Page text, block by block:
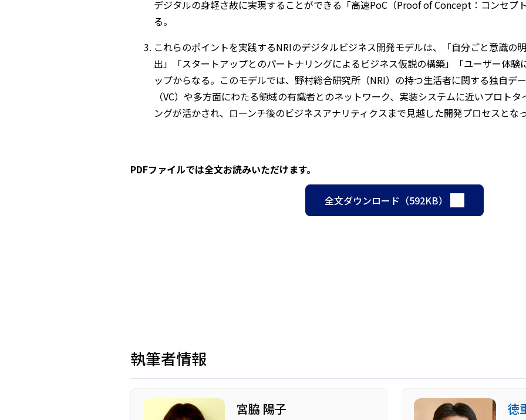
デジタルの身軽さ故に実現することができる「高速PoC（Proof of Concept：コンセプ
る。
これらのポイントを実践するNRIのデジタルビジネス開発モデルは、「自分ごと意識の
出」「スタートアップとのパートナリングによるビジネス仮説の構築」「ユーザー体験
ップからなる。このモデルでは、野村総合研究所（NRI）の持つ生活者に関する独自デ
（VC）や多方面にわたる領域の有識者とのネットワーク、実装システムに近いプロト
ングが活かされ、ローンチ後のビジネスアナリティクスまで見越した開発プロセスとな
PDFファイルでは全文お読みいただけます。
全文ダウンロード（592KB）
執筆者情報
宮脇 陽子 徳